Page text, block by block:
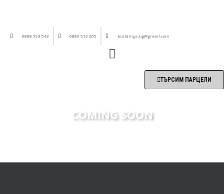
0888 593 543 0886 512 205 buildings.bg@gmail.com
ТЪРСИМ ПАРЦЕЛИ
COMING SOON